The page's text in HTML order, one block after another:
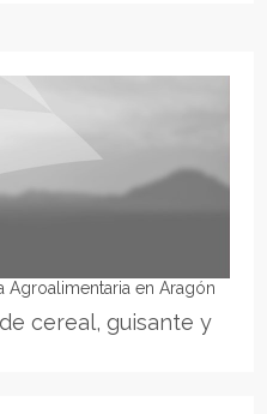
Agroalimentaria en Aragón
cereal, guisante y